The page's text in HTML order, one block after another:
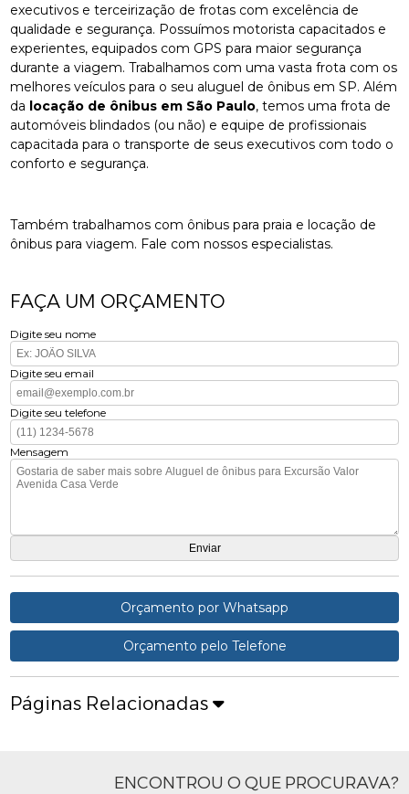
executivos e terceirização de frotas com excelência de
qualidade e segurança. Possuímos motorista capacitados e
experientes, equipados com GPS para maior segurança
durante a viagem. Trabalhamos com uma vasta frota com os
melhores veículos para o seu aluguel de ônibus em SP. Além
da locação de ônibus em São Paulo, temos uma frota de
automóveis blindados (ou não) e equipe de profissionais
capacitada para o transporte de seus executivos com todo o
conforto e segurança.
Também trabalhamos com ônibus para praia e locação de
ônibus para viagem. Fale com nossos especialistas.
FAÇA UM ORÇAMENTO
Digite seu nome
Digite seu email
Digite seu telefone
Mensagem
Orçamento por Whatsapp
Orçamento pelo Telefone
Páginas Relacionadas
ENCONTROU O QUE PROCURAVA?